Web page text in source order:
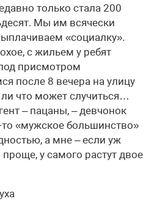
только стала 200
Мы им всячески
«социалку».
с жильем у ребят
присмотром
после 8 вечера на улицу
что может случиться…
– пацаны, – девчонок
«мужское большинство»
а мне – если уж
у самого растут двое